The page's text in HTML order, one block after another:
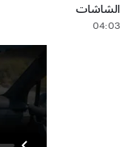
الشاشات
04:03